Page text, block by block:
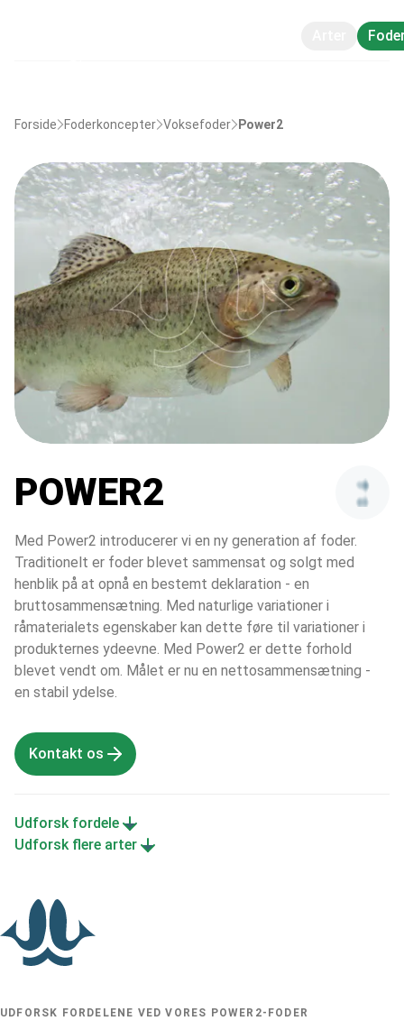
Forside Foderkoncepter Voksefoder Power2
POWER2
Med Power2 introducerer vi en ny generation af foder.
Traditionelt er foder blevet sammensat og solgt med
henblik på at opnå en bestemt deklaration - en
bruttosammensætning. Med naturlige variationer i
råmaterialets egenskaber kan dette føre til variationer i
produkternes ydeevne. Med Power2 er dette forhold
blevet vendt om. Målet er nu en nettosammensætning -
en stabil ydelse.
Kontakt os
Udforsk fordele
Udforsk flere arter
UDFORSK FORDELENE VED VORES POWER2-FODER